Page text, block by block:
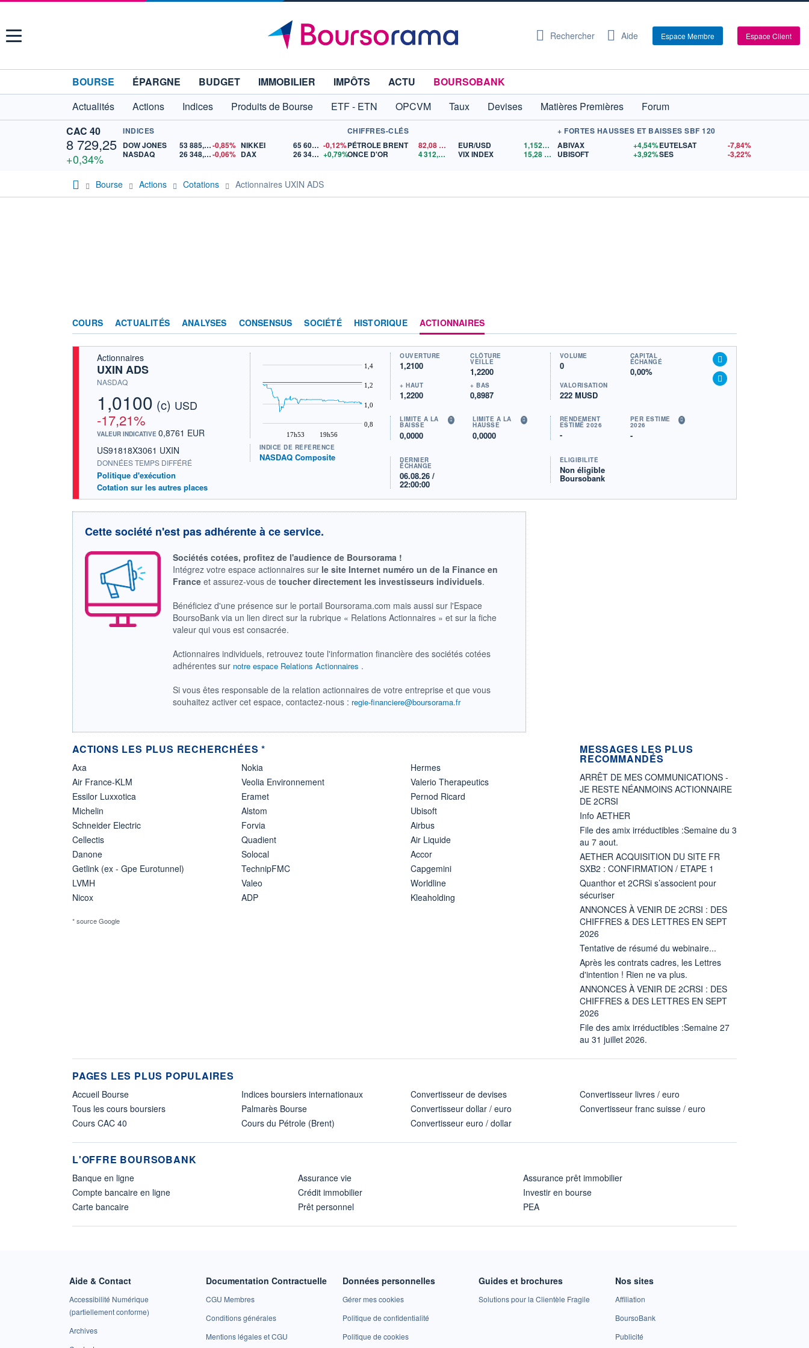
Menu Rechercher Aide Espace Membre Espace Client
BOURSE ÉPARGNE BUDGET IMMOBILIER IMPÔTS ACTU
BOURSOBANK
Actualités
Actions Indices Produits de Bourse ETF - ETN OPCVM Taux Devises Matières Premières
Forum
CAC 40
8 729,25
+0,34%
INDICES
DOW JONES
53 885,10-0,85%
NASDAQ
26 348,35-0,06%
NIKKEI 65 606,71 -0,12%
DAX
26 347,65 +0,79%
CHIFFRES-CLÉS
PÉTROLE BRENT
82,08
ONCE D'OR
4 312,33 $US
EUR/USD 1,1528$US
VIX INDEX
15,28$US
+ FORTES HAUSSES ET BAISSES SBF 120
ABIVAX
+4,54%
UBISOFT
+3,92%
EUTELSAT
-7,84%
SES
-3,22%
Bourse Actions Cotations Actionnaires UXIN ADS
COURS ACTUALITÉS ANALYSES CONSENSUS SOCIÉTÉ HISTORIQUE ACTIONNAIRES
Actionnaires
UXIN ADS
NASDAQ
1,0100 (c) USD
-17,21%
VALEUR INDICATIVE 0,8761 EUR
US91818X3061 UXIN
DONNÉES TEMPS DIFFÉRÉ
Politique d'exécution
Cotation sur les autres places
17h53 19h56
0,8
1,0
1,2
1,4
INDICE DE RÉFÉRENCE
NASDAQ Composite
OUVERTURE
1,2100
CLÔTURE
VEILLE
1,2200
+ HAUT
1,2200
+ BAS
0,8987
VOLUME
0
CAPITAL
ÉCHANGÉ
0,00%
VALORISATION
222 MUSD
LIMITE À LA
BAISSE
0,0000
LIMITE À LA
HAUSSE
0,0000
RENDEMENT
ESTIMÉ 2026
-
PER ESTIMÉ
2026
-
DERNIER
ÉCHANGE
06.08.26 /
22:00:00
ÉLIGIBILITÉ
Non éligible
Boursobank
Cette société n'est pas adhérente à ce service.
Sociétés cotées, profitez de l'audience de Boursorama !
Intégrez votre espace actionnaires sur le site Internet numéro un de la Finance en
France et assurez-vous detoucher directement les investisseurs individuels.
Bénéficiez d'une présence sur le portail Boursorama.com mais aussi sur l'Espace
BoursoBank via un lien direct sur la rubrique « Relations Actionnaires » et sur la fiche
valeur qui vous est consacrée.
Actionnaires individuels, retrouvez toute l'information financière des sociétés cotées
adhérentes sur notre espace Relations Actionnaires .
Si vous êtes responsable de la relation actionnaires de votre entreprise et que vous
souhaitez activer cet espace, contactez-nous : regie-financiere@boursorama.fr
ACTIONS LES PLUS RECHERCHÉES *
Axa
Air France-KLM
Essilor Luxxotica
Michelin
Schneider Electric
Cellectis
Danone
Getlink (ex - Gpe Eurotunnel)
LVMH
Nicox
Nokia
Veolia Environnement
Eramet
Alstom
Forvia
Quadient
Solocal
TechnipFMC
Valeo
ADP
Hermes
Valerio Therapeutics
Pernod Ricard
Ubisoft
Airbus
Air Liquide
Accor
Capgemini
Worldline
Kleaholding
* source Google
MESSAGES LES PLUS
RECOMMANDÉS
ARRÊT DE MES COMMUNICATIONS -
JE RESTE NÉANMOINS ACTIONNAIRE
DE 2CRSI
Info AETHER
File des amix irréductibles :Semaine du 3
au 7 aout.
AETHER ACQUISITION DU SITE FR
SXB2 : CONFIRMATION / ETAPE 1
Quanthor et 2CRSi s’associent pour
sécuriser
ANNONCES À VENIR DE 2CRSI : DES
CHIFFRES & DES LETTRES EN SEPT
2026
Tentative de résumé du webinaire...
Après les contrats cadres, les Lettres
d'intention ! Rien ne va plus.
ANNONCES À VENIR DE 2CRSI : DES
CHIFFRES & DES LETTRES EN SEPT
2026
File des amix irréductibles :Semaine 27
au 31 juillet 2026.
PAGES LES PLUS POPULAIRES
Accueil Bourse
Tous les cours boursiers
Cours CAC 40
Indices boursiers internationaux
Palmarès Bourse
Cours du Pétrole (Brent)
Convertisseur de devises
Convertisseur dollar / euro
Convertisseur euro / dollar
Convertisseur livres / euro
Convertisseur franc suisse / euro
L'OFFRE BOURSOBANK
Banque en ligne
Compte bancaire en ligne
Carte bancaire
Assurance vie
Crédit immobilier
Prêt personnel
Assurance prêt immobilier
Investir en bourse
PEA
Aide & Contact
Accessibilité Numérique
(partiellement conforme)
Archives
Documentation Contractuelle
CGU Membres
Conditions générales
Mentions légales et CGU
Données personnelles
Gérer mes cookies
Politique de confidentialité
Politique de cookies
Guides et brochures
Solutions pour la Clientèle Fragile
Nos sites
Affiliation
BoursoBank
Publicité